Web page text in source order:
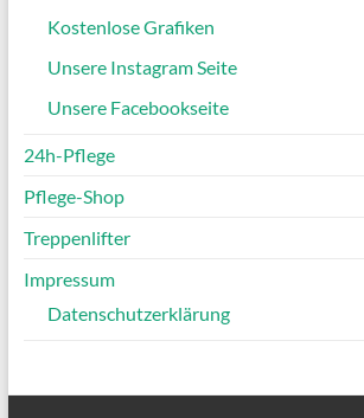
Kostenlose Grafiken
Unsere Instagram Seite
Unsere Facebookseite
24h-Pflege
Pflege-Shop
Treppenlifter
Impressum
Datenschutzerklärung